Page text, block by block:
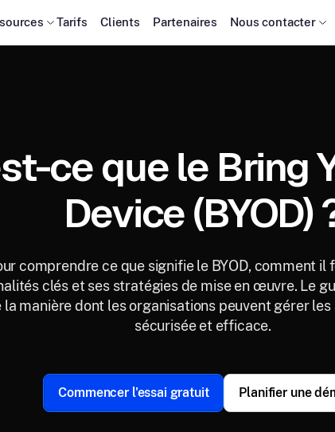
Tarifs Clients Partenaires Nous contacter
ce que le Bring
Device (BYOD)
comprendre ce que signifie le BYOD, comment il
clés et ses stratégies de mise en œuvre. Le
la manière dont les organisations peuvent gérer
sécurisée et efficace.
Commencer l'essai gratuit Planifier une